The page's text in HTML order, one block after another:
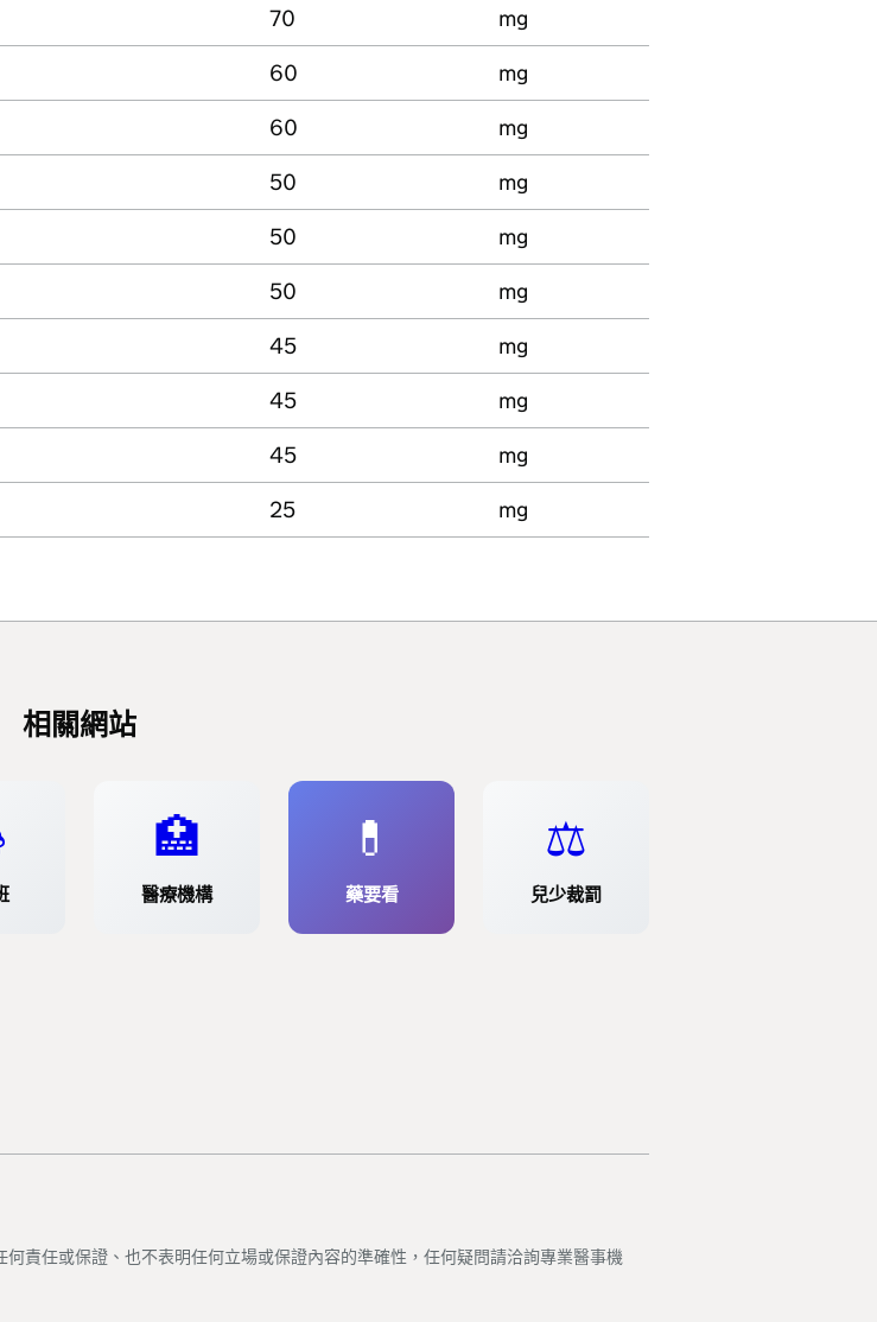
70
mg
60
mg
60
mg
50
mg
50
mg
50
mg
45
mg
45
mg
45
mg
25 mg
相關網站
🏥
醫療機構
💊
藥要看
⚖️
兒少裁罰
責任或保證、也不表明任何立場或保證內容的準確性，任何疑問請洽詢專業醫事機